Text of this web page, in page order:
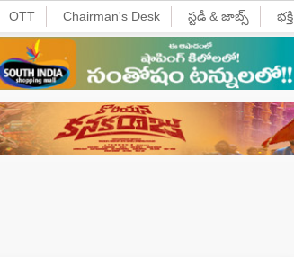
OTT Chairman's Desk స్టడీ & జాబ్స్ భక్తి